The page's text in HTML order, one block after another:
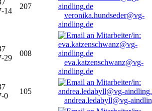
14
207
veronika.hundseder@vg-
aindling.de
29
008
eva.katzenschwanz@vg-
aindling.de
0
105
andrea.ledabyll@vg-